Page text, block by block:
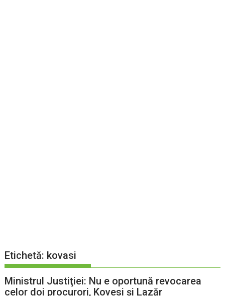
Etichetă: kovasi
Ministrul Justiţiei: Nu e oportună revocarea
celor doi procurori, Kovesi şi Lazăr